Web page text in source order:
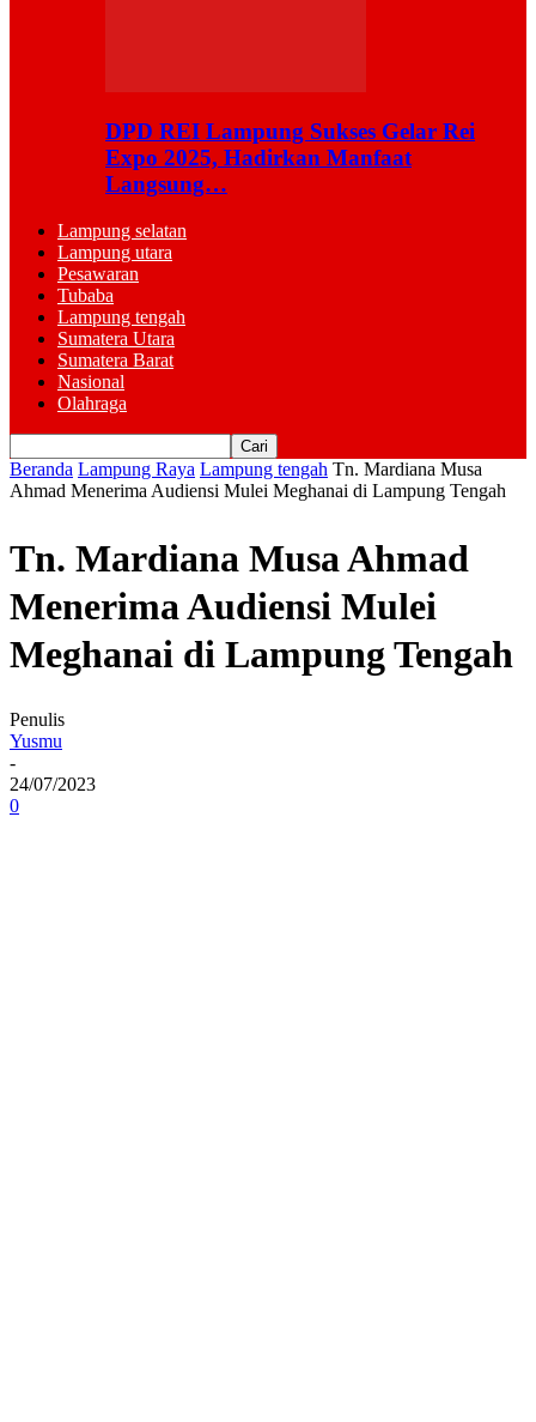
DPD REI Lampung Sukses Gelar Rei
Expo 2025, Hadirkan Manfaat
Langsung…
Lampung selatan
Lampung utara
Pesawaran
Tubaba
Lampung tengah
Sumatera Utara
Sumatera Barat
Nasional
Olahraga
Beranda Lampung Raya Lampung tengah Tn. Mardiana Musa
Ahmad Menerima Audiensi Mulei Meghanai di Lampung Tengah
Tn. Mardiana Musa Ahmad
Menerima Audiensi Mulei
Meghanai di Lampung Tengah
Penulis
Yusmu
-
24/07/2023
0